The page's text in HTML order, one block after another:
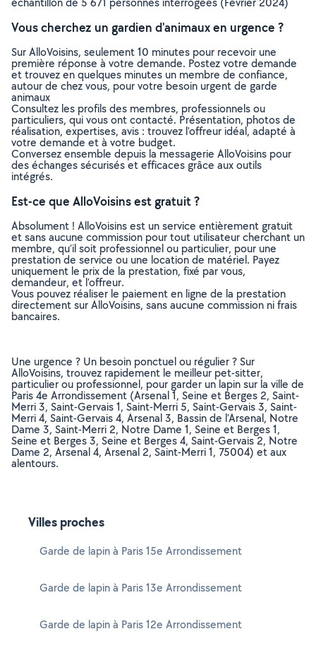
Vous cherchez un gardien d'animaux en urgence ?
Sur AlloVoisins, seulement 10 minutes pour recevoir une
première réponse à votre demande. Postez votre demande
et trouvez en quelques minutes un membre de confiance,
autour de chez vous, pour votre besoin urgent de garde
animaux
Consultez les profils des membres, professionnels ou
particuliers, qui vous ont contacté. Présentation, photos de
réalisation, expertises, avis : trouvez l'offreur idéal, adapté à
votre demande et à votre budget.
Conversez ensemble depuis la messagerie AlloVoisins pour
des échanges sécurisés et efficaces grâce aux outils
intégrés.
Est-ce que AlloVoisins est gratuit ?
Absolument ! AlloVoisins est un service entièrement gratuit
et sans aucune commission pour tout utilisateur cherchant un
membre, qu’il soit professionnel ou particulier, pour une
prestation de service ou une location de matériel. Payez
uniquement le prix de la prestation, fixé par vous,
demandeur, et l’offreur.
Vous pouvez réaliser le paiement en ligne de la prestation
directement sur AlloVoisins, sans aucune commission ni frais
bancaires.
Une urgence ? Un besoin ponctuel ou régulier ? Sur
AlloVoisins, trouvez rapidement le meilleur pet-sitter,
particulier ou professionnel, pour garder un lapin sur la ville de
Paris 4e Arrondissement (Arsenal 1, Seine et Berges 2, Saint-
Merri 3, Saint-Gervais 1, Saint-Merri 5, Saint-Gervais 3, Saint-
Merri 4, Saint-Gervais 4, Arsenal 3, Bassin de l'Arsenal, Notre
Dame 3, Saint-Merri 2, Notre Dame 1, Seine et Berges 1,
Seine et Berges 3, Seine et Berges 4, Saint-Gervais 2, Notre
Dame 2, Arsenal 4, Arsenal 2, Saint-Merri 1, 75004) et aux
alentours.
Villes proches
Garde de lapin à Paris 15e Arrondissement
Garde de lapin à Paris 13e Arrondissement
Garde de lapin à Paris 12e Arrondissement